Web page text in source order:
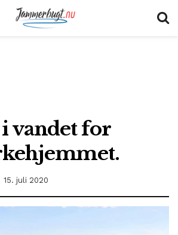
vandet for
15. juli 2020